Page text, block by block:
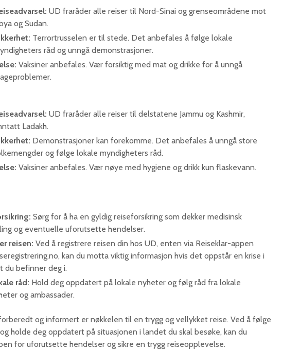
UD fraråder alle reiser til Nord-Sinai og grenseområdene mot
og Sudan.
Terrortrusselen er til stede. Det anbefales å følge lokale
råd og unngå demonstrasjoner.
Vaksiner anbefales. Vær forsiktig med mat og drikke for å unngå
UD fraråder alle reiser til delstatene Jammu og Kashmir,
Ladakh.
Demonstrasjoner kan forekomme. Det anbefales å unngå store
og følge lokale myndigheters råd.
Vaksiner anbefales. Vær nøye med hygiene og drikk kun flaskevann.​
Sørg for å ha en gyldig reiseforsikring som dekker medisinsk
og eventuelle uforutsette hendelser.​
reisen: Ved å registrere reisen din hos UD, enten via Reiseklar-appen
kan du motta viktig informasjon hvis det oppstår en krise i
du befinner deg i.​
råd: Hold deg oppdatert på lokale nyheter og følg råd fra lokale
og ambassader.​
og informert er nøkkelen til en trygg og vellykket reise. Ved å følge
holde deg oppdatert på situasjonen i landet du skal besøke, kan du
for uforutsette hendelser og sikre en trygg reiseopplevelse.